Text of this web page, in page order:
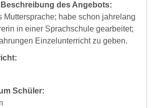
des Angebots:
Muttersprache; habe schon jahrelang
in einer Sprachschule gearbeitet;
Einzelunterricht zu geben.
Schüler: